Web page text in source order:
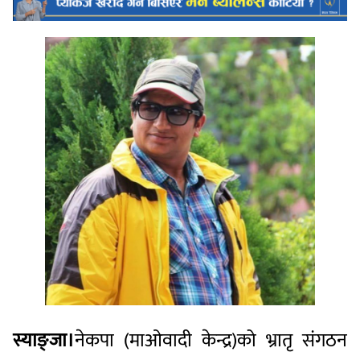
स्याङ्जा।नेकपा (माओवादी केन्द्र)को भ्रातृ संगठन